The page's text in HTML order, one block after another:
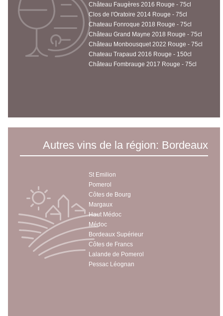
Château Faugères 2016 Rouge - 75cl
Clos de l'Oratoire 2014 Rouge - 75cl
Chateau Fonroque 2018 Rouge - 75cl
Château Grand Mayne 2018 Rouge - 75cl
Château Monbousquet 2022 Rouge - 75cl
Chateau Trapaud 2016 Rouge - 150cl
Château Fombrauge 2017 Rouge - 75cl
Autres vins de la région: Bordeaux
St Emilion
Pomerol
Côtes de Bourg
Margaux
Haut Médoc
Médoc
Bordeaux Supérieur
Côtes de Francs
Lalande de Pomerol
Pessac Léognan